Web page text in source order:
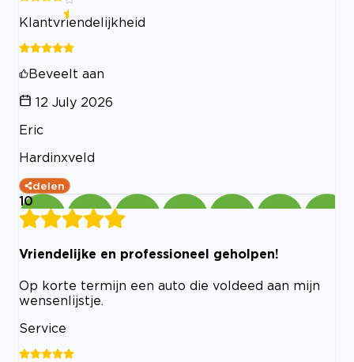
Klantvriendelijkheid
Beveelt aan
12 July 2026
Eric
Hardinxveld
delen
10
Vriendelijke en professioneel geholpen!
Op korte termijn een auto die voldeed aan mijn
wensenlijstje.
Service